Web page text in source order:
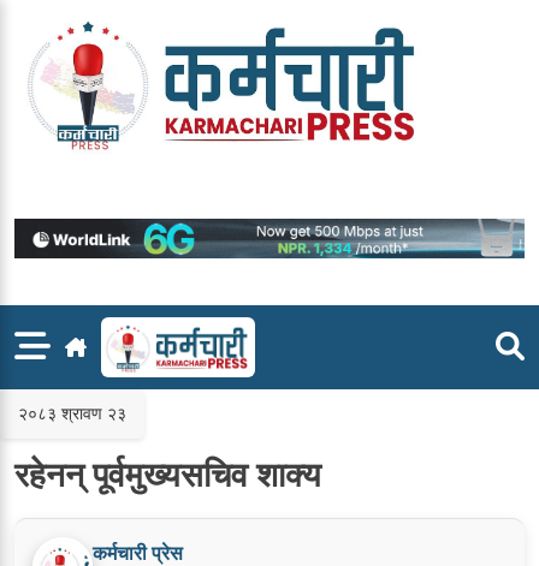
content
२०८३ श्रावण २३
रहेनन् पूर्वमुख्यसचिव शाक्य
कर्मचारी प्रेस